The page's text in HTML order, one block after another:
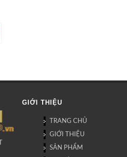
GIỚI THIỆU
TRANG CHỦ
GIỚI THIỆU
SẢN PHẨM